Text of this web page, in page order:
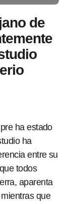
de
ha estado
ha
entre su
todos
aparenta
que